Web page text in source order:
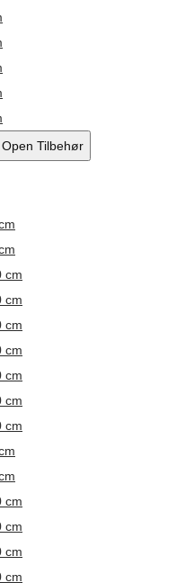
Open Tilbehør
cm
cm
cm
cm
cm
cm
cm
cm
cm
cm
cm